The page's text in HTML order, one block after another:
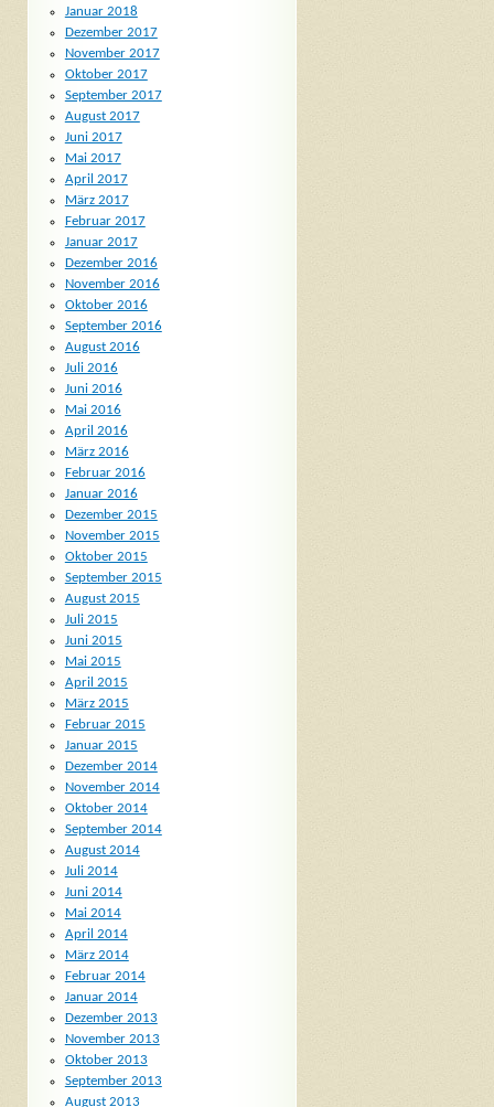
Januar 2018
Dezember 2017
November 2017
Oktober 2017
September 2017
August 2017
Juni 2017
Mai 2017
April 2017
März 2017
Februar 2017
Januar 2017
Dezember 2016
November 2016
Oktober 2016
September 2016
August 2016
Juli 2016
Juni 2016
Mai 2016
April 2016
März 2016
Februar 2016
Januar 2016
Dezember 2015
November 2015
Oktober 2015
September 2015
August 2015
Juli 2015
Juni 2015
Mai 2015
April 2015
März 2015
Februar 2015
Januar 2015
Dezember 2014
November 2014
Oktober 2014
September 2014
August 2014
Juli 2014
Juni 2014
Mai 2014
April 2014
März 2014
Februar 2014
Januar 2014
Dezember 2013
November 2013
Oktober 2013
September 2013
August 2013